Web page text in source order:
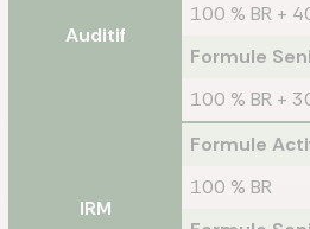
Auditif
100 % BR +
Formule
100 % BR +
IRM
Formule
100 % BR